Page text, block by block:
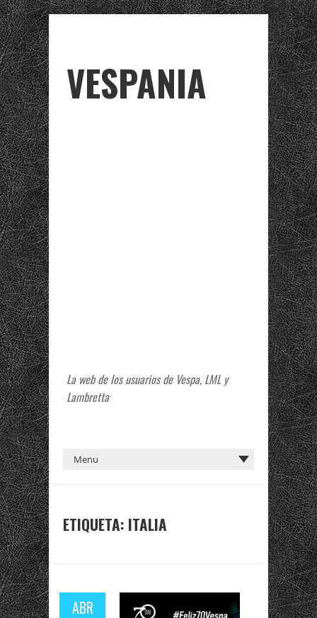
VESPANIA
La web de los usuarios de Vespa, LML y
Lambretta
ETIQUETA: ITALIA
ABR